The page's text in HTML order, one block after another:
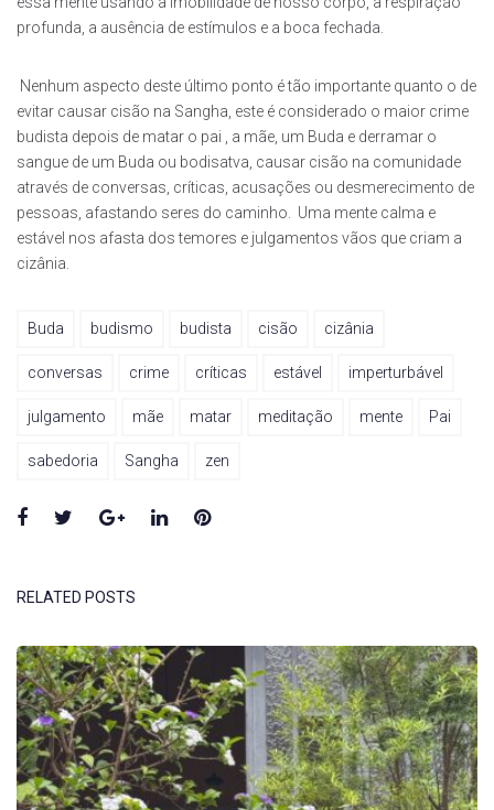
profunda, a ausência de estímulos e a boca fechada.
Nenhum aspecto deste último ponto é tão importante quanto o de
evitar causar cisão na Sangha, este é considerado o maior crime
budista depois de matar o pai , a mãe, um Buda e derramar o
sangue de um Buda ou bodisatva, causar cisão na comunidade
através de conversas, críticas, acusações ou desmerecimento de
pessoas, afastando seres do caminho. Uma mente calma e
estável nos afasta dos temores e julgamentos vãos que criam a
cizânia.
Buda budismo budista cisão cizânia
conversas crime críticas estável imperturbável
julgamento mãe matar meditação mente Pai
sabedoria Sangha zen
Facebook
TwitterGoogle+LinkedInPinterest
RELATED POSTS